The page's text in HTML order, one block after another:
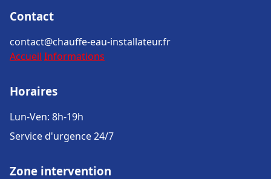
Contact
contact@chauffe-eau-installateur.fr
Accueil Informations
Horaires
Lun-Ven: 8h-19h
Service d'urgence 24/7
Zone intervention